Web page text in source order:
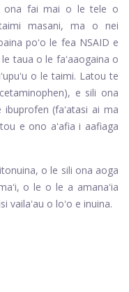
ona fai mai o le tele o
masani, ma o nei
poʻo le fea NSAID e
taua o le faʻaaogaina o
o le taimi. Latou te
e sili ona
(faʻatasi ai ma
e ono aʻafia i aafiaga
o le sili ona aoga
o le o le a amanaʻia
vailaʻau o loʻo e inuina.